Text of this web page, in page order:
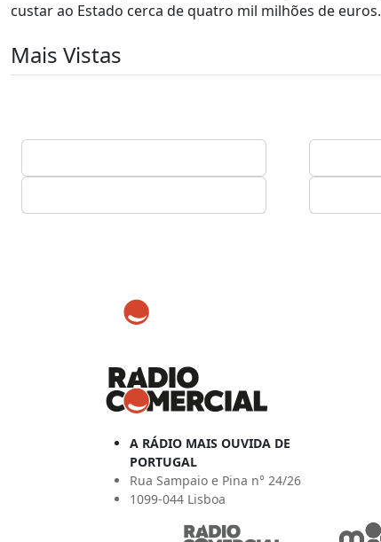
custar ao Estado cerca de quatro mil milhões de euros.
Mais Vistas
A RÁDIO MAIS OUVIDA DE
PORTUGAL
Rua Sampaio e Pina n° 24/26
1099-044 Lisboa